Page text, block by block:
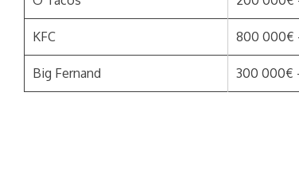
KFC 800 000€
Big Fernand 300 000€